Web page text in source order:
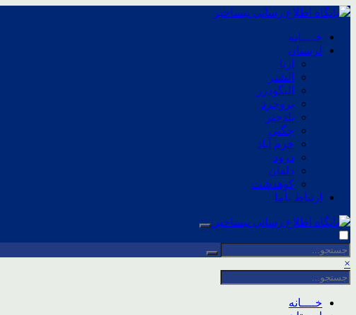
خــــانه
لرستان
ازنا
الشتر
الیگودرز
بروجرد
پلدختر
چگنی
خرم آباد
درود
دلفان
کوهدشت
ارتباط باما
×
خــــانه